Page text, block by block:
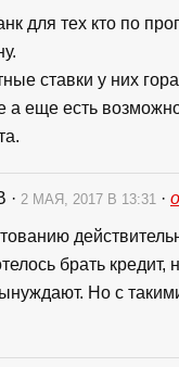
для тех кто по
ставки у них
а еще есть
· 2 МАЯ, 2017 В 13:31 ·
брать кредит,
Но с